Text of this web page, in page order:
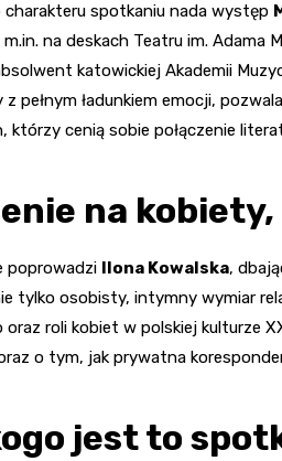
charakteru spotkaniu nada występ
na deskach Teatru im. Adama
katowickiej Akademii
z pełnym ładunkiem emocji,
którzy cenią sobie połączenie
na
poprowadzi Ilona Kowalska,
tylko osobisty, intymny wymiar
oraz roli kobiet w polskiej kulturze
o tym, jak prywatna
jest to